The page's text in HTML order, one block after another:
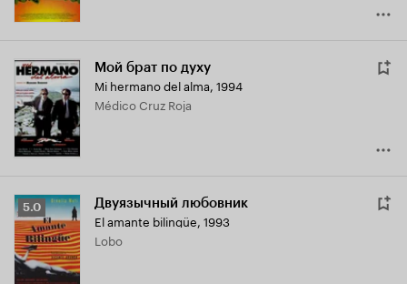
Мой брат по духу
Mi hermano del alma, 1994
Médico Cruz Roja
Рейтинг
Кинопоиска
5.0
5.0 Двуязычный любовник
El amante bilingüe, 1993
Lobo